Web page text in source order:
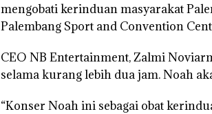
mengobati kerinduan masyarakat
Palembang Sport and Convention
CEO NB Entertainment, Zalmi
selama kurang lebih dua jam. Noah
“Konser Noah ini sebagai obat